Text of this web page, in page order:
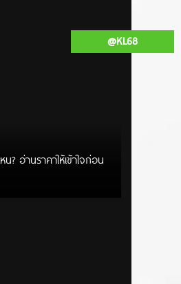
@KL68
? อ่านราคาให้เข้าใจก่อน